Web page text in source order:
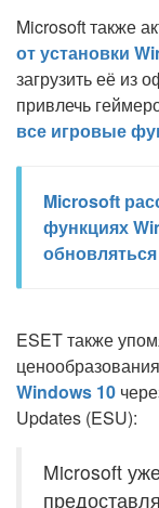
Microsoft также
от установки
загрузить её из
привлечь
все игровые
Microsoft
функциях
ESET также
ценообразования
Windows 10
Updates (ESU):
Microsoft